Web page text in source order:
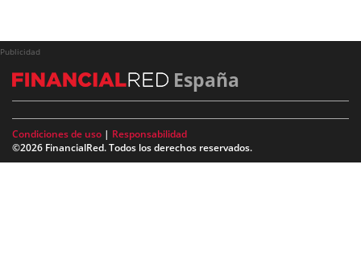
Publicidad
España
Condiciones de uso | Responsabilidad
©2026 FinancialRed. Todos los derechos reservados.